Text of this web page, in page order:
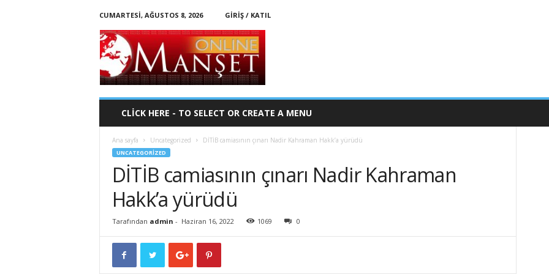
CUMARTESI, AĞUSTOS 8, 2026
GIRIŞ / KATIL
O
n
i
n
CLICK HERE - TO SELECT OR CREATE A MENU
Ana sayfa Uncategorized DİTİB camiasının çınarı Nadir Kahraman Hakk’a yürüdü
UNCATEGORIZED
DİTİB camiasının çınarı Nadir Kahraman
Hakk’a yürüdü
Tarafından admin - Haziran 16, 2022 1069 0